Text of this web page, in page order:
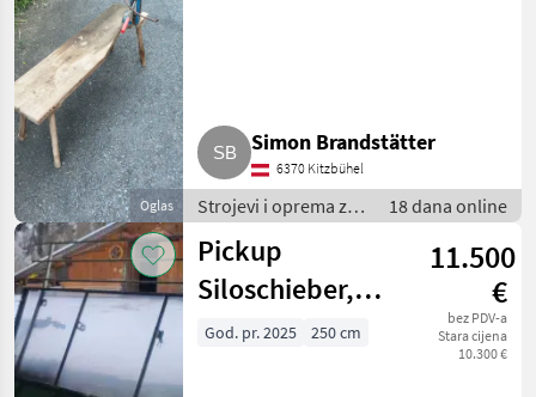
Oglas
Simon Brandstätter
6370 Kitzbühel
Strojevi i oprema za
travu i baliranje /
Brdski strojevi
18 dana online
Pickup
Siloschieber,
Heuschieber für
11.500
€
bez PDV-a
Stara cijena
10.300 €
God. pr. 2025 250 cm